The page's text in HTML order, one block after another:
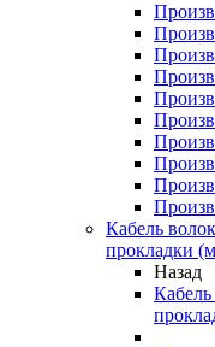
Кабель
прокладки
Назад